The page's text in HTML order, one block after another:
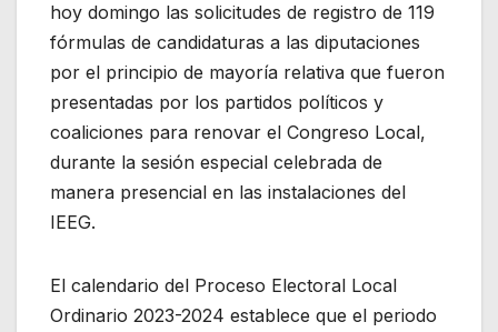
hoy domingo las solicitudes de registro de 119
fórmulas de candidaturas a las diputaciones
por el principio de mayoría relativa que fueron
presentadas por los partidos políticos y
coaliciones para renovar el Congreso Local,
durante la sesión especial celebrada de
manera presencial en las instalaciones del
IEEG.
El calendario del Proceso Electoral Local
Ordinario 2023-2024 establece que el periodo